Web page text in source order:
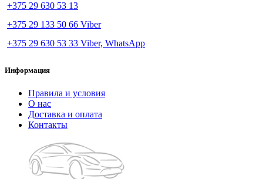
+375 29 630 53 13
+375 29 133 50 66 Viber
+375 29 630 53 33 Viber, WhatsApp
Информация
Правила и условия
О нас
Доставка и оплата
Контакты